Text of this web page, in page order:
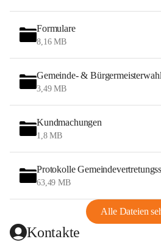
Formulare
8,16 MB
Gemeinde- & Bürgermeisterwahl
3,49 MB
Kundmachungen
1,8 MB
Protokolle
63,49 MB
Alle Dateien
Kontakte